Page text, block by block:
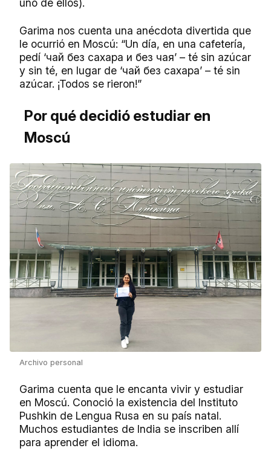
uno de ellos).
Garima nos cuenta una anécdota divertida que
le ocurrió en Moscú: “Un día, en una cafetería,
pedí ‘чай без сахара и без чая’ – té sin azúcar
y sin té, en lugar de ‘чай без сахара’ – té sin
azúcar. ¡Todos se rieron!”
Por qué decidió estudiar en
Moscú
Archivo personal
Garima cuenta que le encanta vivir y estudiar
en Moscú. Conoció la existencia del Instituto
Pushkin de Lengua Rusa en su país natal.
Muchos estudiantes de India se inscriben allí
para aprender el idioma.